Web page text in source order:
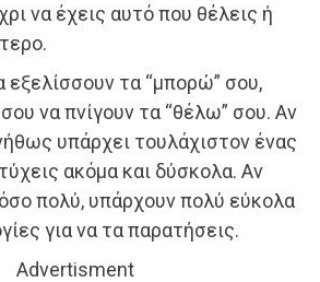
να έχεις αυτό που θέλεις ή
εξελίσσουν τα “μπορώ” σου,
να πνίγουν τα “θέλω” σου. Αν
υπάρχει τουλάχιστον ένας
ακόμα και δύσκολα. Αν
πολύ, υπάρχουν πολύ εύκολα
για να τα παρατήσεις.
Advertisment